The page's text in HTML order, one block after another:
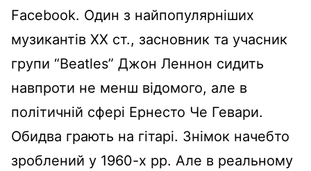
Facebook. Один з найпопулярніших
музикантів XX ст., засновник та учасник
групи “Beatles” Джон Леннон сидить
навпроти не менш відомого, але в
політичній сфері Ернесто Че Гевари.
Обидва грають на гітарі. Знімок начебто
зроблений у 1960-х рр. Але в реальному